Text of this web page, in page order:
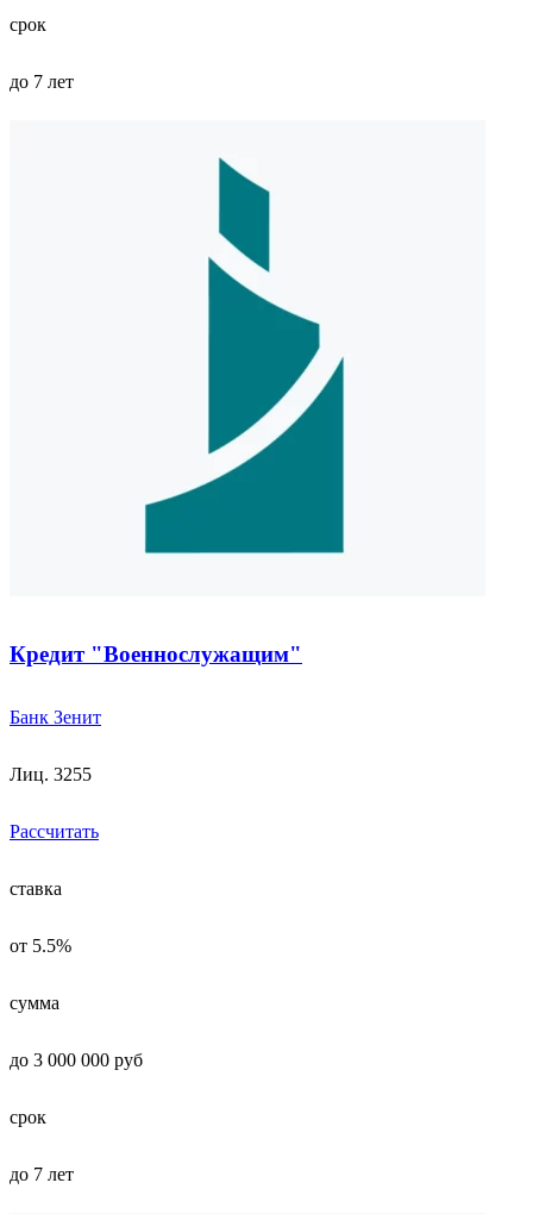
срок
до 7 лет
Кредит "Военнослужащим"
Банк Зенит
Лиц. 3255
Рассчитать
ставка
от 5.5%
сумма
до 3 000 000 руб
срок
до 7 лет